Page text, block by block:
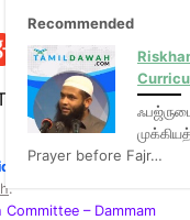
Media Hub for
of video & audio mp3
:
Committee – Dammam
Recommended
Prayer before Fajr…